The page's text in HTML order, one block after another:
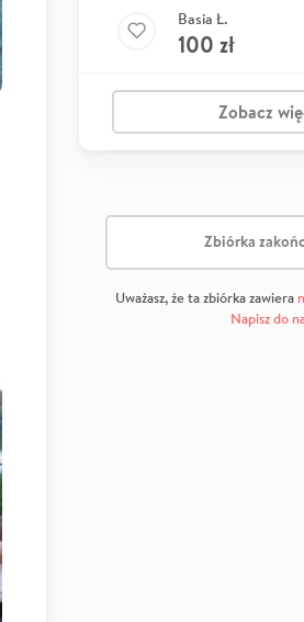
Basia Ł.
100 zł
Zobacz
Zbiórka
Uważasz, że ta zbiórka zawiera
Napisz do